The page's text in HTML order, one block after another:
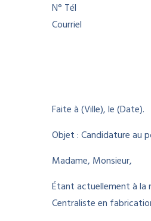
N° Tél
Courriel
Faite à (Ville), le (Date).
Objet : Candidature au
Madame, Monsieur,
Étant actuellement à la
Centraliste en